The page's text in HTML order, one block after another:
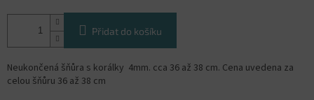
Přidat do košíku
Neukončená šňůra s korálky 4mm. cca 36 až 38 cm. Cena uvedena za
celou šňůru 36 až 38 cm